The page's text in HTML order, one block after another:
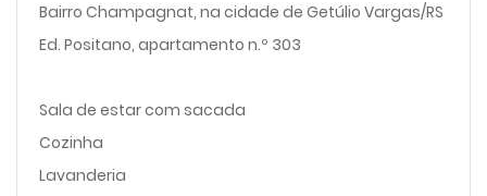
Bairro Champagnat, na cidade de Getúlio Vargas/RS
Ed. Positano, apartamento n.º 303
Sala de estar com sacada
Cozinha
Lavanderia